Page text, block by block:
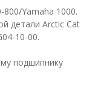
Yamaha 1000.
детали Arctic Cat
10-00.
подшипнику